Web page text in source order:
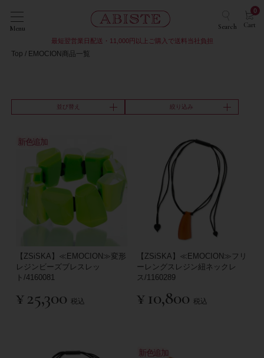
Menu Search Cart
0
最短翌営業日配送・11,000円以上ご購入で送料当社負担
Top EMOCION商品一覧
並び替え 絞り込み
新色追加
【ZSiSKA】≪EMOCION≫変形
レジンビーズブレスレッ
ト/4160081
¥25,300 税込
【ZSiSKA】≪EMOCION≫フリ
ーレングスレジン紐ネックレ
ス/1160289
¥ 10,800 税込
新色追加